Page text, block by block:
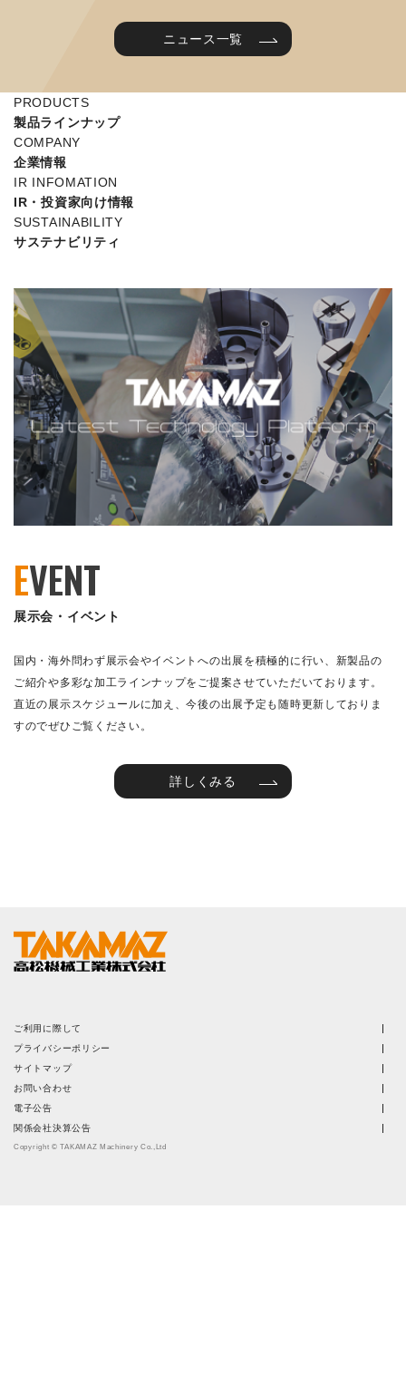
ニュース一覧
PRODUCTS
製品ラインナップ
COMPANY
企業情報
IR INFOMATION
IR・投資家向け情報
SUSTAINABILITY
サステナビリティ
EVENT
展示会・イベント
国内・海外問わず展示会やイベントへの出展を積極的に行い、新製品の
ご紹介や多彩な加工ラインナップをご提案させていただいております。
直近の展示スケジュールに加え、今後の出展予定も随時更新しておりま
すのでぜひご覧ください。
詳しくみる
ご利用に際して
プライバシーポリシー
サイトマップ
お問い合わせ
電子公告
関係会社決算公告
Copyright © TAKAMAZ Machinery Co.,Ltd